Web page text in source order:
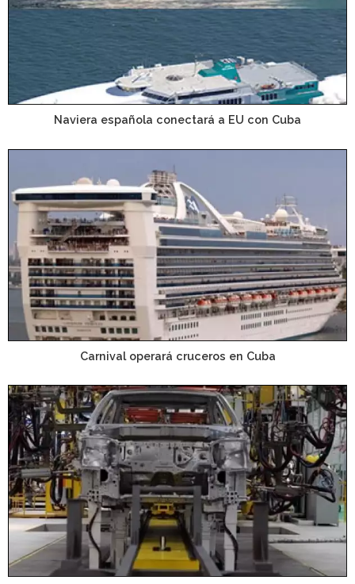
Naviera española conectará a EU con Cuba
Carnival operará cruceros en Cuba